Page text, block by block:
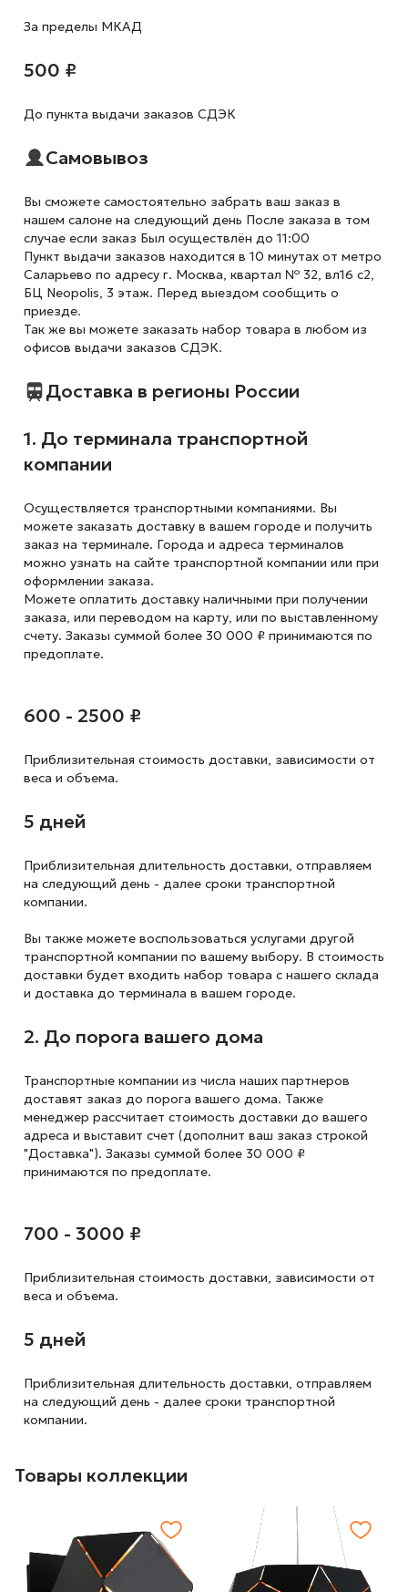
За пределы МКАД
500 ₽
До пункта выдачи заказов СДЭК
Самовывоз
Вы сможете самостоятельно забрать ваш заказ в
нашем салоне на следующий день После заказа в том
случае если заказ Был осуществлён до 11:00
Пункт выдачи заказов находится в 10 минутах от метро
Саларьево по адресу г. Москва, квартал № 32, вл16 с2,
БЦ Neopolis, 3 этаж. Перед выездом сообщить о
приезде.
Так же вы можете заказать набор товара в любом из
офисов выдачи заказов СДЭК.
Доставка в регионы России
1. До терминала транспортной
компании
Осуществляется транспортными компаниями. Вы
можете заказать доставку в вашем городе и получить
заказ на терминале. Города и адреса терминалов
можно узнать на сайте транспортной компании или при
оформлении заказа.
Можете оплатить доставку наличными при получении
заказа, или переводом на карту, или по выставленному
счету. Заказы суммой более 30 000 ₽ принимаются по
предоплате.
600 - 2500 ₽
Приблизительная стоимость доставки, зависимости от
веса и объема.
5 дней
Приблизительная длительность доставки, отправляем
на следующий день - далее сроки транспортной
компании.
Вы также можете воспользоваться услугами другой
транспортной компании по вашему выбору. В стоимость
доставки будет входить набор товара с нашего склада
и доставка до терминала в вашем городе.
2. До порога вашего дома
Транспортные компании из числа наших партнеров
доставят заказ до порога вашего дома. Также
менеджер рассчитает стоимость доставки до вашего
адреса и выставит счет (дополнит ваш заказ строкой
"Доставка"). Заказы суммой более 30 000 ₽
принимаются по предоплате.
700 - 3000 ₽
Приблизительная стоимость доставки, зависимости от
веса и объема.
5 дней
Приблизительная длительность доставки, отправляем
на следующий день - далее сроки транспортной
компании.
Товары коллекции